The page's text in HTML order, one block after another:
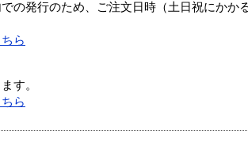
の発行のため、ご注文日時（土日祝にかか
ら
す。
ら